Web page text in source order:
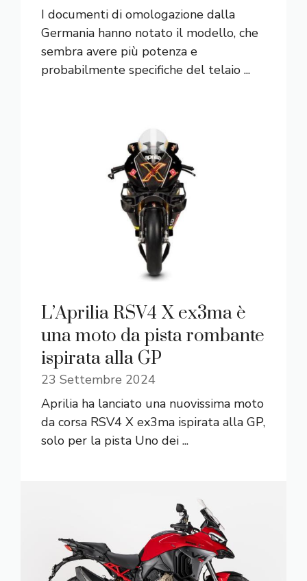
I documenti di omologazione dalla
Germania hanno notato il modello, che
sembra avere più potenza e
probabilmente specifiche del telaio ...
L’Aprilia RSV4 X ex3ma è
una moto da pista rombante
ispirata alla GP
23 Settembre 2024
Aprilia ha lanciato una nuovissima moto
da corsa RSV4 X ex3ma ispirata alla GP,
solo per la pista Uno dei ...